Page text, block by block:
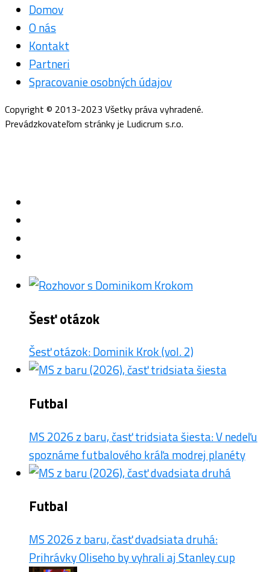
Domov
O nás
Kontakt
Partneri
Spracovanie osobných údajov
Copyright © 2013-2023 Všetky práva vyhradené.
Prevádzkovateľom stránky je Ludicrum s.r.o.
Šesť otázok
Šesť otázok: Dominik Krok (vol. 2)
Futbal
MS 2026 z baru, časť tridsiata šiesta: V nedeľu
spoznáme futbalového kráľa modrej planéty
Futbal
MS 2026 z baru, časť dvadsiata druhá:
Prihrávky Oliseho by vyhrali aj Stanley cup